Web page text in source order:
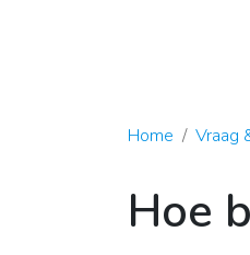
Home Vraag
Hoe